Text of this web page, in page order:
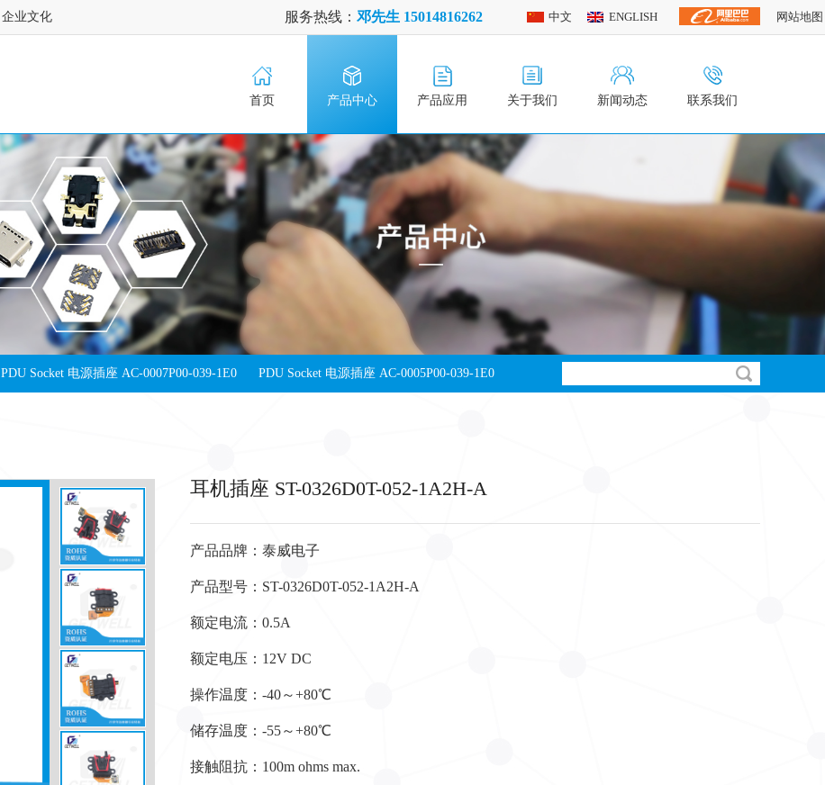
企业文化 中文 ENGLISH 网站地图
服务热线： 邓先生 15014816262
首页 产品中心 产品应用 关于我们 新闻动态 联系我们
PDU Socket 电源插座 AC-0007P00-039-1E0 PDU Socket 电源插座 AC-0005P00-039-1E0
耳机插座 ST-0326D0T-052-1A2H-A
产品品牌：泰威电子
产品型号：ST-0326D0T-052-1A2H-A
额定电流：0.5A
额定电压：12V DC
操作温度：-40～+80℃
储存温度：-55～+80℃
接触阻抗：100m ohms max.